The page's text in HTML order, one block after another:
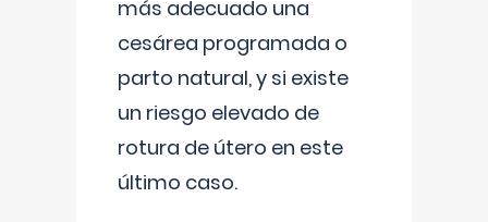
más adecuado una
cesárea programada o
parto natural, y si existe
un riesgo elevado de
rotura de útero en este
último caso.